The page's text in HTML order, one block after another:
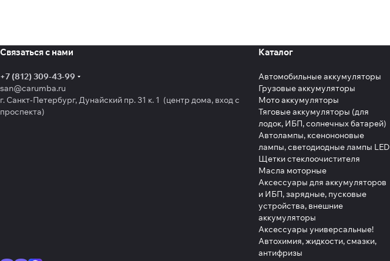
Связаться с нами
+7 (812) 309-43-99
san@carumba.ru
г. Санкт-Петербург, Дунайский пр. 31 к. 1 (центр дома, вход с
проспекта)
Каталог
Автомобильные аккумуляторы
Грузовые аккумуляторы
Мото аккумуляторы
Тяговые аккумуляторы (для
лодок, ИБП, солнечных батарей)
Автолампы, ксенононовые
лампы, светодиодные лампы LED
Щетки стеклоочистителя
Масла моторные
Аксессуары для аккумуляторов
и ИБП, зарядные, пусковые
устройства, внешние
аккумуляторы
Аксессуары универсальные!
Автохимия, жидкости, смазки,
антифризы